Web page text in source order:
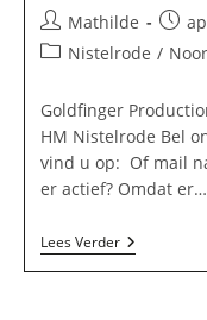
Bericht
auteur:
Mathilde
Berichtcategorie:
Nistelrode /
Goldfinger
HM Nistelrode Bel
vind u op: Of mail
er actief? Omdat er…
Lees VerderGoldfinger
Productions